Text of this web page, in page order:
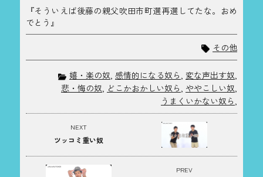
『そういえば後藤の親父吹田市町選再選してたな。おめ
でとう』
その他
嬉・楽の奴, 感情的になる奴ら, 変な声出す奴,
悲・悔の奴, どこかおかしい奴ら, ややこしい奴,
うまくいかない奴ら,
PREV
NEXT
ツッコミ重い奴